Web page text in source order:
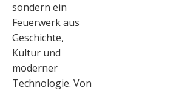
sondern ein
Feuerwerk aus
Geschichte,
Kultur und
moderner
Technologie. Von